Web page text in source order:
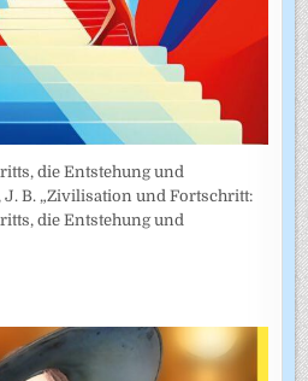
die Entstehung und
B. „Zivilisation und Fortschritt:
die Entstehung und